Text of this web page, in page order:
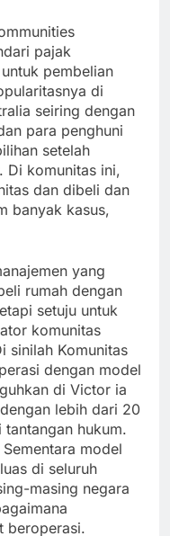
pajak
pembelian
di
seiring dengan
para penghuni
setelah
Di komunitas ini,
dan dibeli dan
banyak kasus,
yang
rumah dengan
setuju untuk
komunitas
sinilah Komunitas
dengan model
di Victor ia
lebih dari 20
hukum.
Sementara model
di seluruh
masing negara
beroperasi.